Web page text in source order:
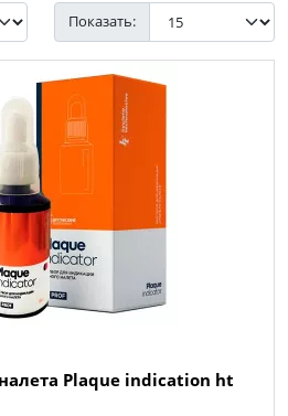
Показать:
Plaque indication ht